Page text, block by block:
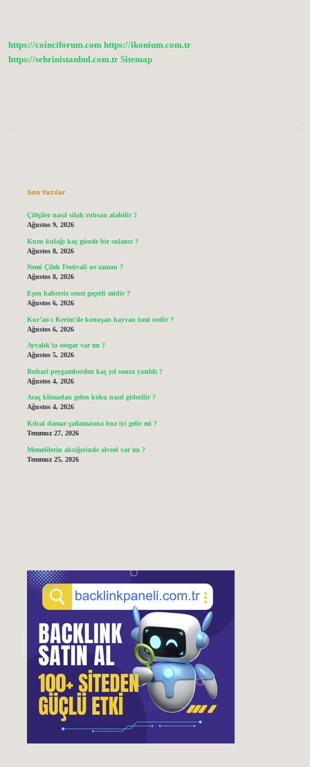
https://coinciforum.com https://ikonium.com.tr
https://sehrinistanbul.com.tr Sitemap
Son Yazılar
Çiftçiler nasıl silah ruhsatı alabilir ?
Ağustos 9, 2026
Kuzu kulağı kaç günde bir sulanır ?
Ağustos 8, 2026
Nemi Çilek Festivali ne zaman ?
Ağustos 8, 2026
Eşen habersiz senet geçerli midir ?
Ağustos 6, 2026
Kur’an-ı Kerim’de konuşan hayvan ismi nedir ?
Ağustos 6, 2026
Ayvalık’ta otogar var mı ?
Ağustos 5, 2026
Buhari peygamberden kaç yıl sonra yazıldı ?
Ağustos 4, 2026
Araç klimadan gelen koku nasıl giderilir ?
Ağustos 4, 2026
Kılcal damar çatlamasına buz iyi gelir mi ?
Temmuz 27, 2026
Memelilerin akciğerinde alveol var mı ?
Temmuz 25, 2026